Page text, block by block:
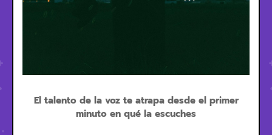
El talento de la voz te atrapa desde el primer
minuto en qué la escuches